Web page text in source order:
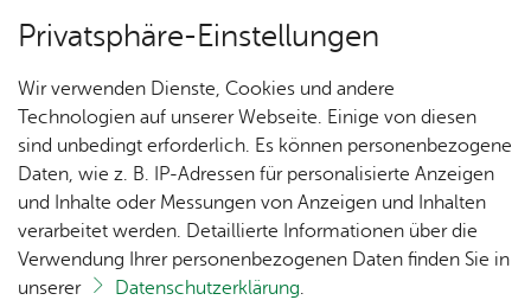
Un­se­re Ort­schaft
Ver­an­stal­tun­gen
Oops, an error oc­cur­red! Re­quest: 944c6b6af0da5
Privatsphäre-Einstellungen
Wir verwenden Dienste, Cookies und andere
Technologien auf unserer Webseite. Einige von diesen
sind unbedingt erforderlich. Es können personenbezogene
Daten, wie z. B. IP-Adressen für personalisierte Anzeigen
und Inhalte oder Messungen von Anzeigen und Inhalten
verarbeitet werden. Detaillierte Informationen über die
Verwendung Ihrer personenbezogenen Daten finden Sie in
unserer
Datenschutzerklärung.